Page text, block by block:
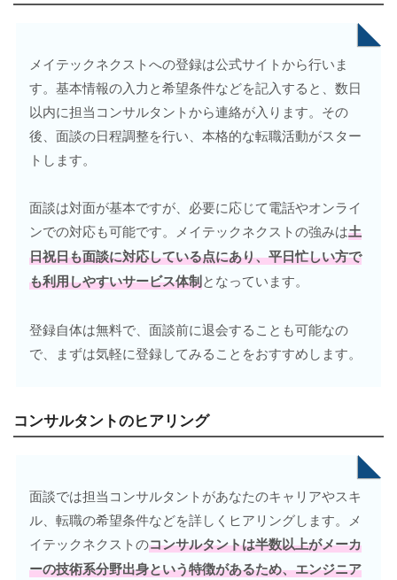
メイテックネクストへの登録は公式サイトから行いま
す。基本情報の入力と希望条件などを記入すると、数日
以内に担当コンサルタントから連絡が入ります。その
後、面談の日程調整を行い、本格的な転職活動がスター
トします。
面談は対面が基本ですが、必要に応じて電話やオンライ
ンでの対応も可能です。メイテックネクストの強みは土
日祝日も面談に対応している点にあり、平日忙しい方で
も利用しやすいサービス体制となっています。
登録自体は無料で、面談前に退会することも可能なの
で、まずは気軽に登録してみることをおすすめします。
コンサルタントのヒアリング
面談では担当コンサルタントがあなたのキャリアやスキ
ル、転職の希望条件などを詳しくヒアリングします。メ
イテックネクストのコンサルタントは半数以上がメーカ
ーの技術系分野出身という特徴があるため、エンジニア